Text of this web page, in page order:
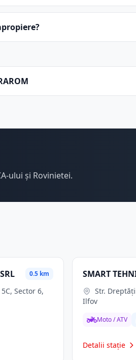
ului și Rovinietei.
0.5 km SMART
Str. Dreptăţii, nr. 23/7/1, Ciorogarla, jud.
Ilfov
Moto / ATV
Detalii stație